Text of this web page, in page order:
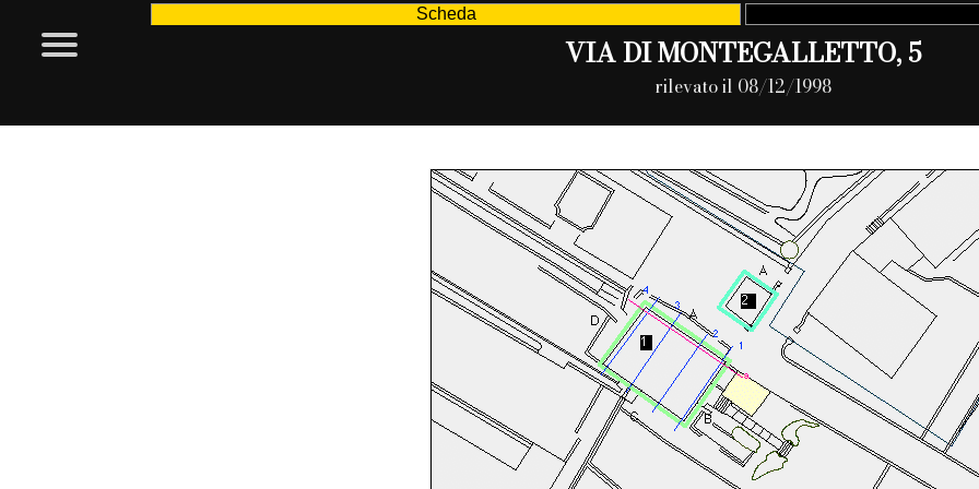
Scheda
VIA DI MONTEGALLETTO, 5
rilevato il 08/12/1998